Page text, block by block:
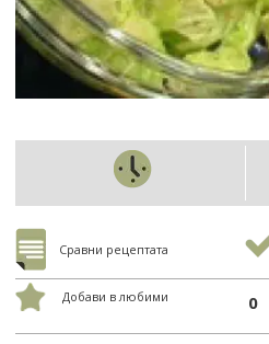
Сравни рецептата
Добави в любими 0